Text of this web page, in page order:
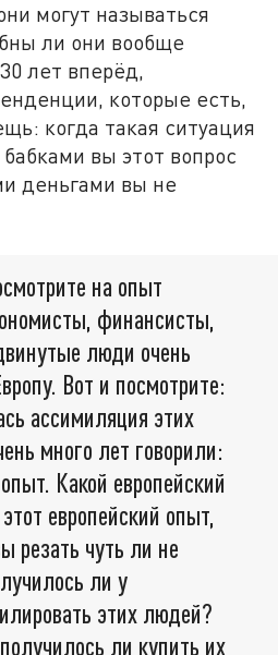
могут называться
ли они вообще
лет вперёд,
которые есть,
когда такая ситуация
вы этот вопрос
деньгами вы не
на опыт
финансисты,
люди очень
Вот и посмотрите:
ассимиляция этих
много лет говорили:
Какой европейский
европейский опыт,
резать чуть ли не
ли у
этих людей?
ли купить их